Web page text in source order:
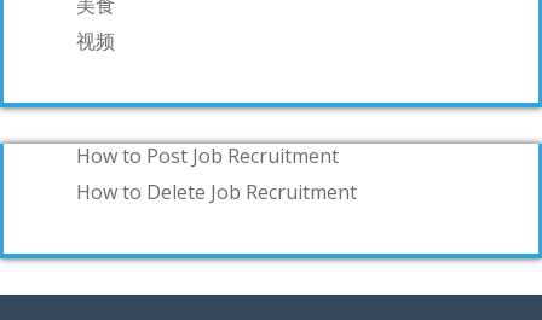
视频
How to Post Job Recruitment
How to Delete Job Recruitment